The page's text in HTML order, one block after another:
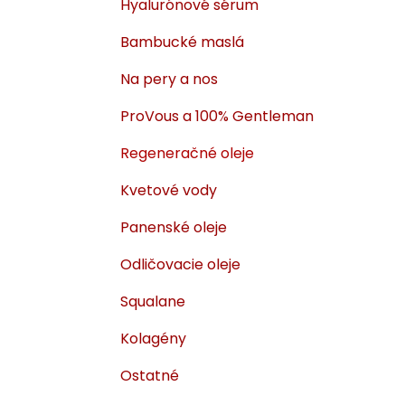
Hyalurónové sérum
Bambucké maslá
Na pery a nos
ProVous a 100% Gentleman
Regeneračné oleje
Kvetové vody
Panenské oleje
Odličovacie oleje
Squalane
Kolagény
Ostatné